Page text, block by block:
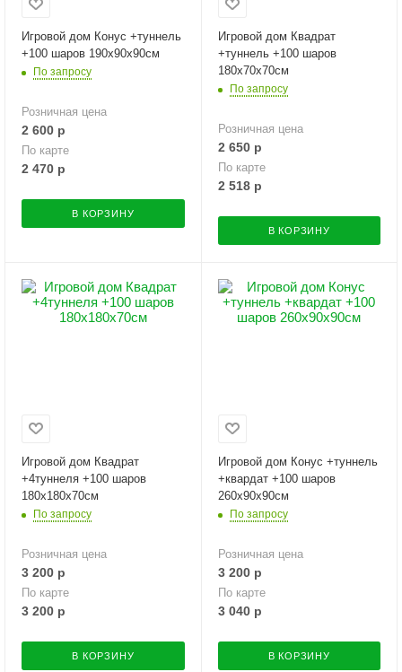
Игровой дом Конус +туннель
+100 шаров 190х90х90см
По запросу
Розничная цена
2 600 р
По карте
2 470 р
В КОРЗИНУ
Игровой дом Квадрат
+туннель +100 шаров
180х70х70см
По запросу
Розничная цена
2 650р
По карте
2 518р
В КОРЗИНУ
Игровой дом Квадрат
+4туннеля +100 шаров
180х180х70см
По запросу
Розничная цена
3 200 р
По карте
3 200 р
В КОРЗИНУ
Игровой дом Конус +туннель
+квардат +100 шаров
260х90х90см
По запросу
Розничная цена
3 200р
По карте
3 040р
В КОРЗИНУ